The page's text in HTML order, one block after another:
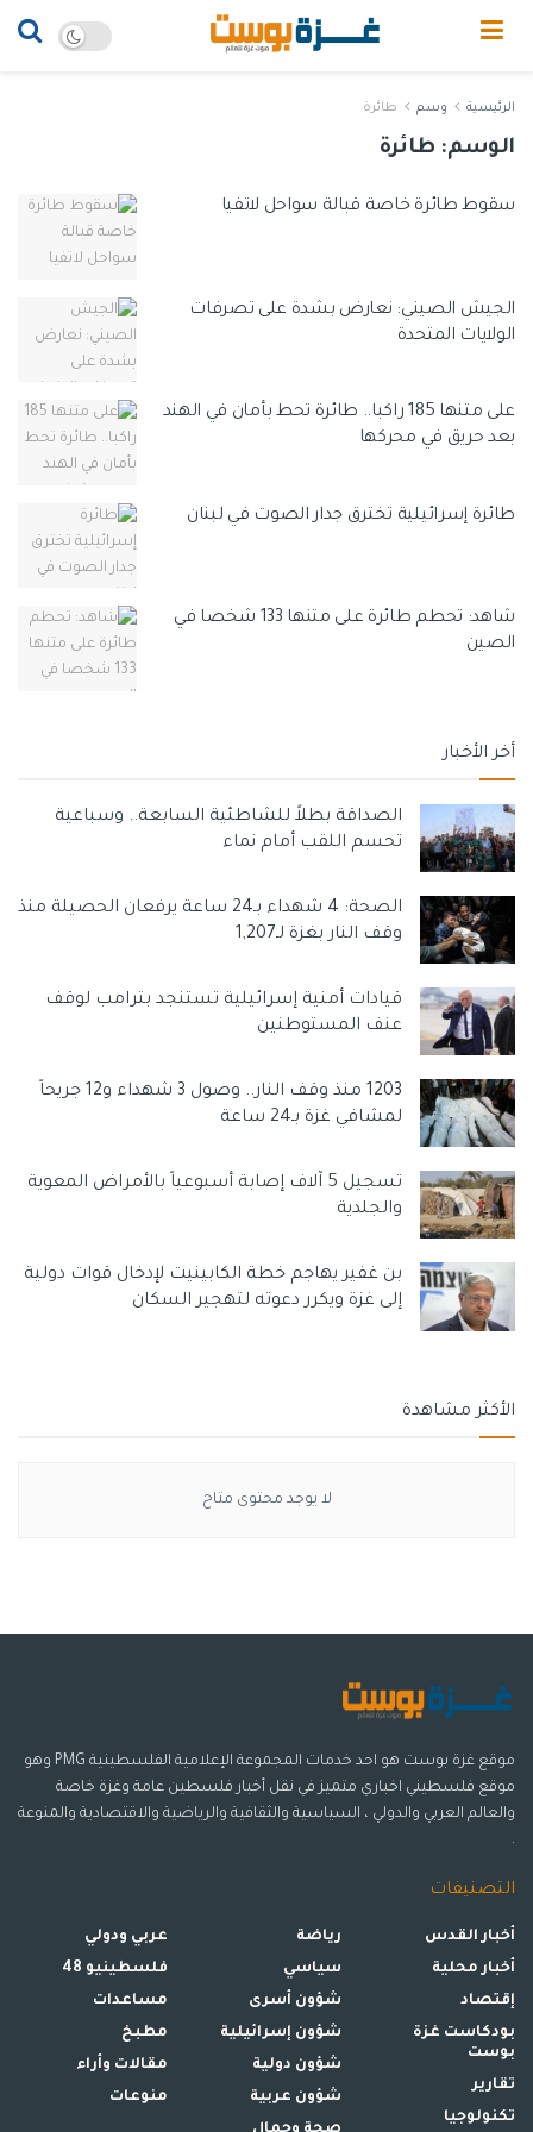
الرئيسية وسم طائرة
الوسم: طائرة
سقوط طائرة خاصة قبالة سواحل لاتفيا
الجيش الصيني: نعارض بشدة على تصرفات
الولايات المتحدة
على متنها 185 راكبا.. طائرة تحط بأمان في الهند
بعد حريق في محركها
طائرة إسرائيلية تخترق جدار الصوت في لبنان
شاهد: تحطم طائرة على متنها 133 شخصا في
الصين
أخر الأخبار
الصداقة بطلاً للشاطئية السابعة.. وسباعية
تحسم اللقب أمام نماء
الصحة: 4 شهداء بـ24 ساعة يرفعان الحصيلة منذ
وقف النار بغزة لـ1,207
قيادات أمنية إسرائيلية تستنجد بترامب لوقف
عنف المستوطنين
1203 منذ وقف النار.. وصول 3 شهداء و12 جريحاً
لمشافي غزة بـ24 ساعة
تسجيل 5 آلاف إصابة أسبوعياً بالأمراض المعوية
والجلدية
بن غفير يهاجم خطة الكابينيت لإدخال قوات دولية
إلى غزة ويكرر دعوته لتهجير السكان
الأكثر مشاهدة
لا يوجد محتوى متاح
موقع غزة بوست هو احد خدمات المجموعة الإعلامية الفلسطينية PMG وهو
موقع فلسطيني اخباري متميز في نقل أخبار فلسطين عامة وغزة خاصة
والعالم العربي والدولي ، السياسية والثقافية والرياضية والاقتصادية والمنوعة
.
التصنيفات
أخبار القدس
أخبار محلية
إقتصاد
بودكاست غزة
بوست
تقارير
تكنولوجيا
رياضة
سياسي
شؤون أسرى
شؤون إسرائيلية
شؤون دولية
شؤون عربية
عربي ودولي
فلسطينيو 48
مساعدات
مطبخ
مقالات وأراء
منوعات